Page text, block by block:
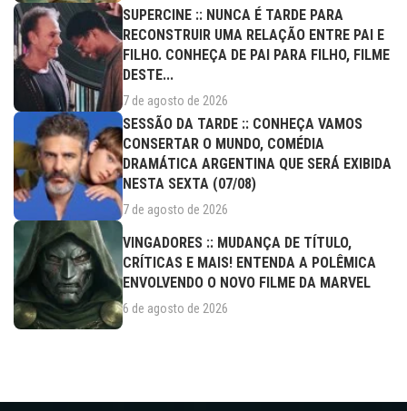
SUPERCINE :: NUNCA É TARDE PARA
RECONSTRUIR UMA RELAÇÃO ENTRE PAI E
FILHO. CONHEÇA DE PAI PARA FILHO, FILME
DESTE...
7 de agosto de 2026
SESSÃO DA TARDE :: CONHEÇA VAMOS
CONSERTAR O MUNDO, COMÉDIA
DRAMÁTICA ARGENTINA QUE SERÁ EXIBIDA
NESTA SEXTA (07/08)
7 de agosto de 2026
VINGADORES :: MUDANÇA DE TÍTULO,
CRÍTICAS E MAIS! ENTENDA A POLÊMICA
ENVOLVENDO O NOVO FILME DA MARVEL
6 de agosto de 2026